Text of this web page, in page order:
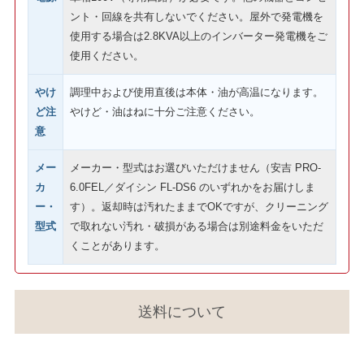
ント・回線を共有しないでください。屋外で発電機を
使用する場合は2.8KVA以上のインバーター発電機をご
使用ください。
やけ
ど注
意
調理中および使用直後は本体・油が高温になります。
やけど・油はねに十分ご注意ください。
メー
カ
ー・
型式
メーカー・型式はお選びいただけません（安吉 PRO-
6.0FEL／ダイシン FL-DS6 のいずれかをお届けしま
す）。返却時は汚れたままでOKですが、クリーニング
で取れない汚れ・破損がある場合は別途料金をいただ
くことがあります。
送料について